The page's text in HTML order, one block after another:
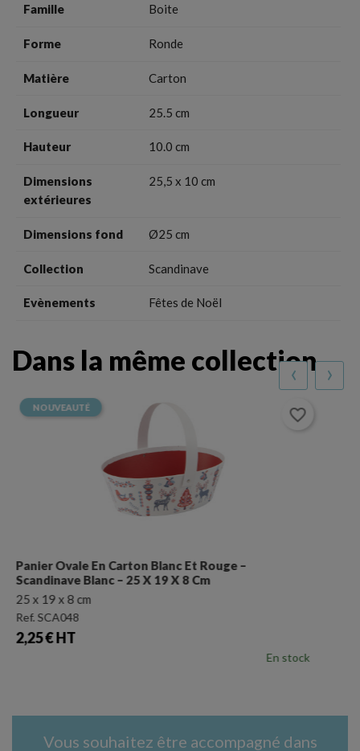
Famille Boite
Forme Ronde
Matière Carton
Longueur 25.5 cm
Hauteur 10.0 cm
Dimensions
extérieures
25,5 x 10 cm
Dimensions fond Ø25 cm
Collection Scandinave
Evènements Fêtes de Noël
Dans la même collection
Corbeille Rectangulaire En Carton – Scandinave
Blanc – 33 X 20 X 7 Cm
33 x 20 x 7 cm
Ref. SCA016
Prix
2,03 € HT
Stock entre 1 et 6 cartons
favorite_border
‹ ›
Vous souhaitez être accompagné dans